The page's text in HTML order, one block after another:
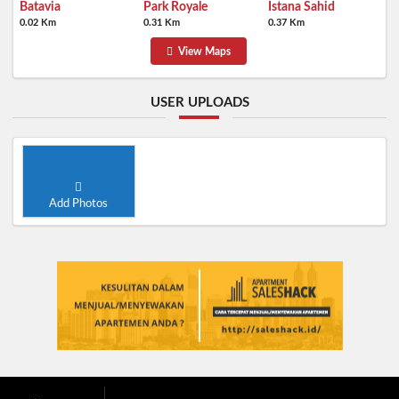
Batavia
0.02 Km
Park Royale
0.31 Km
Istana Sahid
0.37 Km
View Maps
USER UPLOADS
Add Photos